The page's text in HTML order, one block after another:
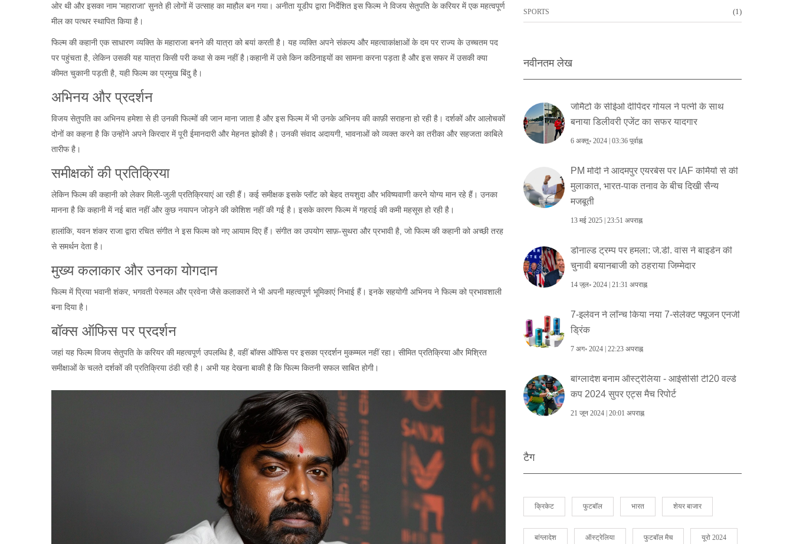
ओर थी और इसका नाम 'महाराजा' सुनते ही लोगों में उत्साह का माहौल बन गया। अनीता यूडीप द्वारा निर्देशित इस फिल्म ने विजय सेतुपति के करियर में एक महत्वपूर्ण
मील का पत्थर स्थापित किया है।
फिल्म की कहानी एक साधारण व्यक्ति के महाराजा बनने की यात्रा को बयां करती है। यह व्यक्ति अपने संकल्प और महत्वाकांक्षाओं के दम पर राज्य के उच्चतम पद
पर पहुंचता है, लेकिन उसकी यह यात्रा किसी परी कथा से कम नहीं है।कहानी में उसे किन कठिनाइयों का सामना करना पड़ता है और इस सफर में उसकी क्या
कीमत चुकानी पड़ती है, यही फिल्म का प्रमुख बिंदु है।
अभिनय और प्रदर्शन
विजय सेतुपति का अभिनय हमेशा से ही उनकी फिल्मों की जान माना जाता है और इस फिल्म में भी उनके अभिनय की काफ़ी सराहना हो रही है। दर्शकों और आलोचकों
दोनों का कहना है कि उन्होंने अपने किरदार में पूरी ईमानदारी और मेहनत झोकी है। उनकी संवाद अदायगी, भावनाओं को व्यक्त करने का तरीका और सहजता काबिले
तारीफ है।
समीक्षकों की प्रतिक्रिया
लेकिन फिल्म की कहानी को लेकर मिली-जुली प्रतिक्रियाएं आ रही हैं। कई समीक्षक इसके प्लॉट को बेहद तयशुदा और भविष्यवाणी करने योग्य मान रहे हैं। उनका
मानना है कि कहानी में नई बात नहीं और कुछ नयापन जोड़ने की कोशिश नहीं की गई है। इसके कारण फिल्म में गहराई की कमी महसूस हो रही है।
हालांकि, यवन शंकर राजा द्वारा रचित संगीत ने इस फिल्म को नए आयाम दिए हैं। संगीत का उपयोग साफ़-सुथरा और प्रभावी है, जो फिल्म की कहानी को अच्छी तरह
से समर्थन देता है।
मुख्य कलाकार और उनका योगदान
फिल्म में प्रिया भवानी शंकर, भगवती पेरुमल और प्रवेना जैसे कलाकारों ने भी अपनी महत्वपूर्ण भूमिकाएं निभाई हैं। इनके सहयोगी अभिनय ने फिल्म को प्रभावशाली
बना दिया है।
बॉक्स ऑफिस पर प्रदर्शन
जहां यह फिल्म विजय सेतुपति के करियर की महत्वपूर्ण उपलब्धि है, वहीं बॉक्स ऑफिस पर इसका प्रदर्शन मुकम्मल नहीं रहा। सीमित प्रतिक्रिया और मिश्रित
समीक्षाओं के चलते दर्शकों की प्रतिक्रिया ठंडी रही है। अभी यह देखना बाकी है कि फिल्म कितनी सफल साबित होगी।
SPORTS (1)
नवीनतम लेख
जोमैटो के सीईओ दीपिंदर गोयल ने पत्नी के साथ
बनाया डिलीवरी एजेंट का सफर यादगार
6 अक्तू॰ 2024 | 03:36 पूर्वाह्न
PM मोदी ने आदमपुर एयरबेस पर IAF कर्मियों से की
मुलाकात, भारत-पाक तनाव के बीच दिखी सैन्य
मजबूती
13 मई 2025 | 23:51 अपराह्न
डोनाल्ड ट्रम्प पर हमला: जे.डी. वांस ने बाइडेन की
चुनावी बयानबाजी को ठहराया जिम्मेदार
14 जुल॰ 2024 | 21:31 अपराह्न
7-इलेवन ने लॉन्च किया नया 7-सेलेक्ट फ्यूजन एनर्जी
ड्रिंक
7 अग॰ 2024 | 22:23 अपराह्न
बांग्लादेश बनाम ऑस्ट्रेलिया - आईसीसी टी20 वर्ल्ड
कप 2024 सुपर एट्स मैच रिपोर्ट
21 जून 2024 | 20:01 अपराह्न
टैग
क्रिकेट फुटबॉल भारत शेयर बाजार
बांग्लादेश ऑस्ट्रेलिया फुटबॉल मैच यूरो 2024